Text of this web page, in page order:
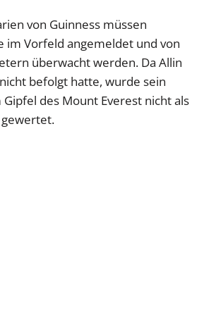
von Guinness müssen
im Vorfeld angemeldet und von
überwacht werden. Da Allin
befolgt hatte, wurde sein
des Mount Everest nicht als